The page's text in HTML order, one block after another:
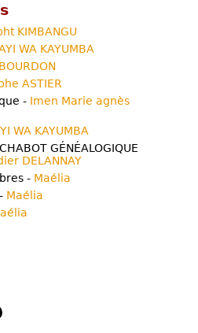
KIMBANGU
WA KAYUMBA
ASTIER
- Imen Marie agnès
WA KAYUMBA
GÉNÉALOGIQUE
DELANNAY
- Maélia
Maélia